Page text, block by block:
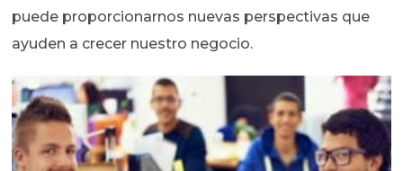
puede proporcionarnos nuevas perspectivas que
ayuden a crecer nuestro negocio.